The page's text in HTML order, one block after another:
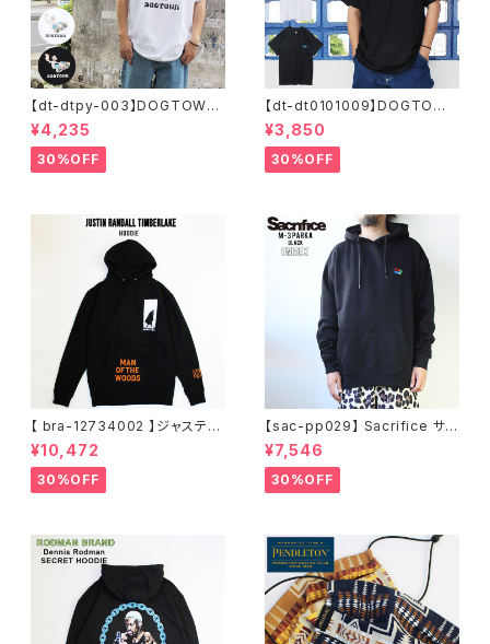
【dt-dtpy-003】DOGTOWN
ドッグタウン POPEYE SKATE
S/S T-SHIRTS ポパイ 半袖 シ
ョートスリーブT 大きいサイズ
半袖 M L XL 大きめ デザイン
¥4,235
30%OFF
【dt-dt0101009】DOGTOWN
ドッグタウン D.T.S. POCKET
S/S T-SHIRTS 半袖 ショート
スリーブT 大きいサイズ 半袖 M
L XL 大きめ デザイン プリント
¥3,850
30%OFF
【 bra-12734002 】ジャスティ
ンティンバーレイク Justin Ran
dall Timberlake MAN OF T
HE WOODS パーカー フーディ
ー アーティスト スウェットパー
¥10,472
30%OFF
【sac-pp029】 Sacrifice サク
リファイス 大きいサイズ メンズ
ユニセックス スウェット パーカ
ー 窓グラフィック 長袖 M L XL
XXL 2L 大きめ 長袖Tシャツ デ
サイズ ビッグシルエット 黒 通勤
通学 秋冬
¥7,546
30%OFF